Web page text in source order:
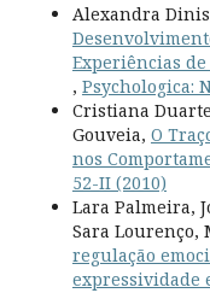
Alexandra
Experiências
, Psychologica:
Cristiana
Gouveia, O
nos
52-II (2010)
Lara Palmeira,
Sara Lourenço,
regulação
expressividade